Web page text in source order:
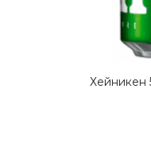
Хейникен